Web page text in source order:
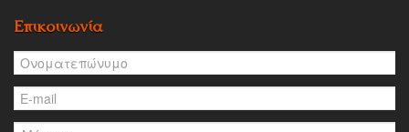
Επικοινωνία